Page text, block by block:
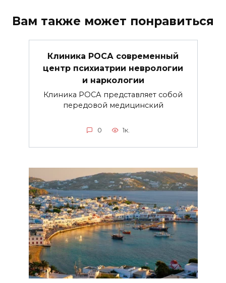
Вам также может понравиться
Клиника РОСА современный
центр психиатрии неврологии
и наркологии
Клиника РОСА представляет собой
передовой медицинский
0 1к.